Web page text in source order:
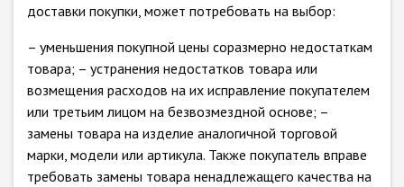
доставки покупки, может потребовать на выбор:
– уменьшения покупной цены соразмерно недостаткам
товара; – устранения недостатков товара или
возмещения расходов на их исправление покупателем
или третьим лицом на безвозмездной основе; –
замены товара на изделие аналогичной торговой
марки, модели или артикула. Также покупатель вправе
требовать замены товара ненадлежащего качества на